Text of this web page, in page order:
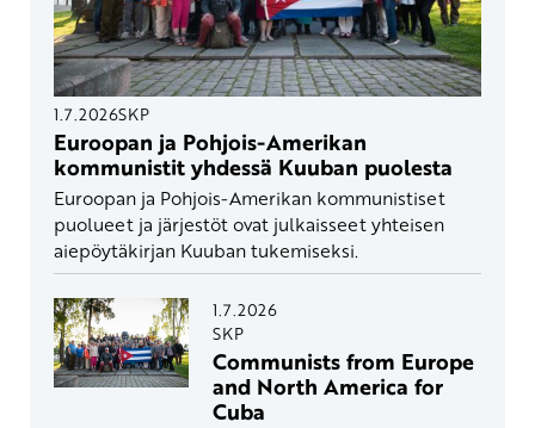
1.7.2026SKP
Euroopan ja Pohjois-Amerikan
kommunistit yhdessä Kuuban puolesta
Euroopan ja Pohjois-Amerikan kommunistiset
puolueet ja järjestöt ovat julkaisseet yhteisen
aiepöytäkirjan Kuuban tukemiseksi.
1.7.2026
SKP
Communists from Europe
and North America for
Cuba